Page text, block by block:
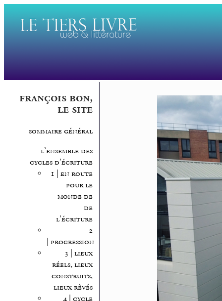
françois bon,
le site
sommaire général
l’ensemble des
cycles d’écriture
1 | en route
pour le
monde de
de
l’écriture
2
| progression
3 | lieux
réels, lieux
construits,
lieux rêvés
4 | cycle